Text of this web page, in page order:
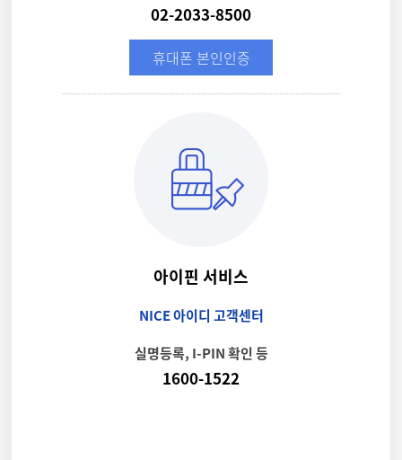
02-2033-8500
휴대폰 본인인증
아이핀 서비스
NICE 아이디 고객센터
실명등록, I-PIN 확인 등
1600-1522